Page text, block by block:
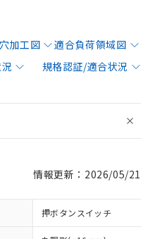
加工図
適合負荷領域図
規格認証/適合状況
情報更新：2026/05/21
押ボタンスイッチ